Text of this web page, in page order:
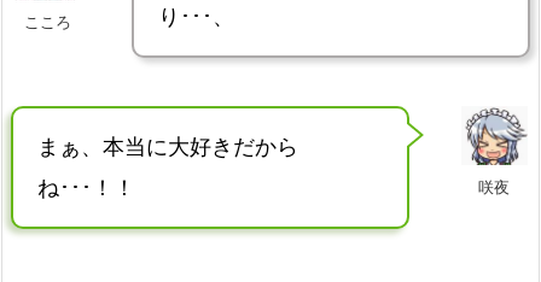
こころ
り･･･、
咲夜
まぁ、本当に大好きだから
ね･･･！！